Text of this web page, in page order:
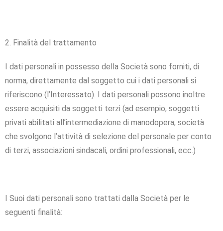
2. Finalità del trattamento
I dati personali in possesso della Società sono forniti, di
norma, direttamente dal soggetto cui i dati personali si
riferiscono (l’Interessato). I dati personali possono inoltre
essere acquisiti da soggetti terzi (ad esempio, soggetti
privati abilitati all’intermediazione di manodopera, società
che svolgono l’attività di selezione del personale per conto
di terzi, associazioni sindacali, ordini professionali, ecc.)
I Suoi dati personali sono trattati dalla Società per le
seguenti finalità: